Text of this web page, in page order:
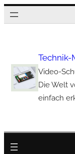
Zum
Inhalt
Technik-
Video-
Die Welt
einfach